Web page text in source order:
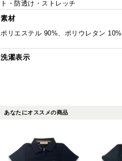
ト・防透け・ストレッチ
素材
ポリエステル 90%、ポリウレタン 10%
洗濯表示
あなたにオススメの商品